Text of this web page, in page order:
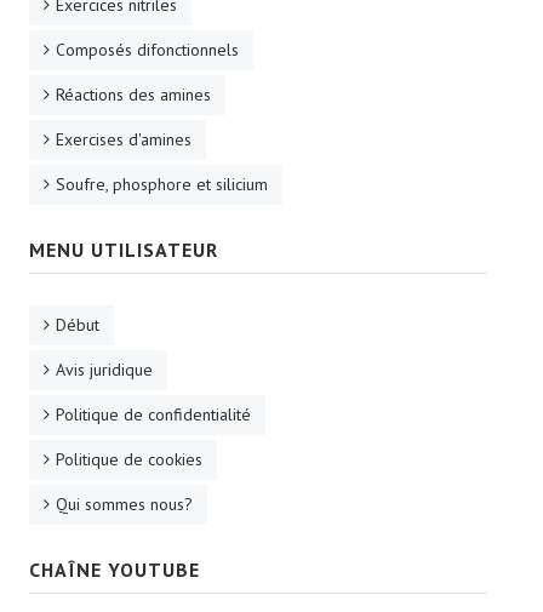
Exercices nitriles
Composés difonctionnels
Réactions des amines
Exercises d'amines
Soufre, phosphore et silicium
MENU UTILISATEUR
Début
Avis juridique
Politique de confidentialité
Politique de cookies
Qui sommes nous?
CHAÎNE YOUTUBE